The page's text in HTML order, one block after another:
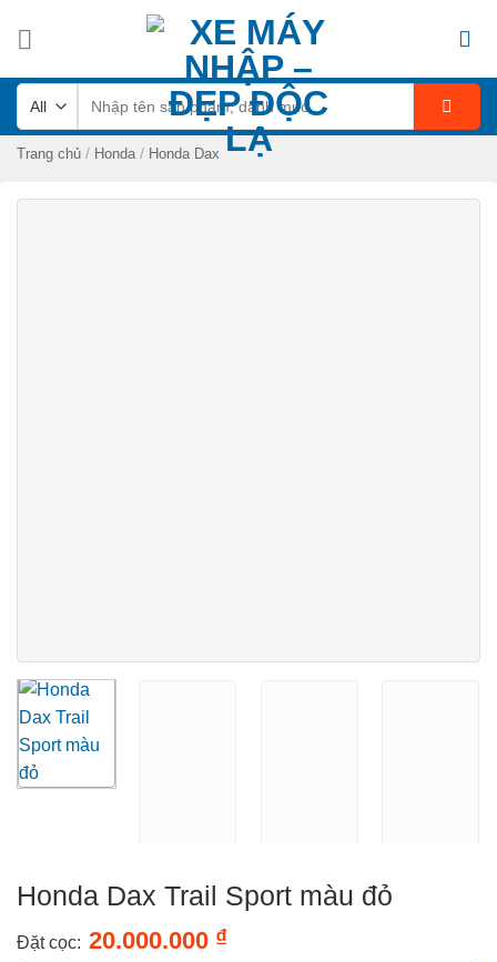
kiếm:
Trang chủ / Honda / Honda Dax
Honda Dax Trail Sport màu đỏ
Đặt cọc: 20.000.000 ₫